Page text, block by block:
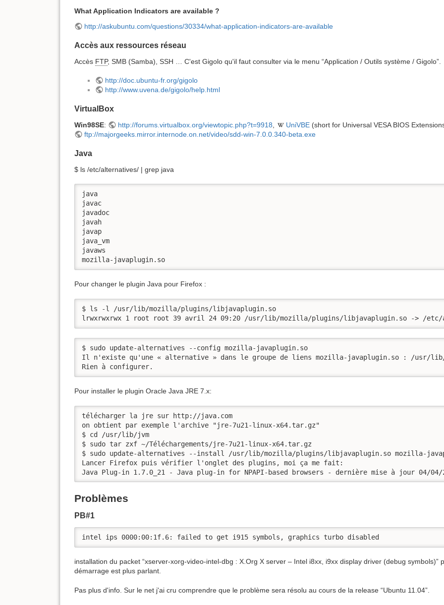
What Application Indicators are available ?
http://askubuntu.com/questions/30334/what-application-indicators-are-available
Accès aux ressources réseau
Accès FTP, SMB (Samba), SSH … C'est Gigolo qu'il faut consulter via le menu “Application / Outils système / Gigolo”.
http://doc.ubuntu-fr.org/gigolo
http://www.uvena.de/gigolo/help.html
VirtualBox
Win98SE: http://forums.virtualbox.org/viewtopic.php?t=9918 UniVBE (short for Universal VESA BIOS
ftp://majorgeeks.mirror.internode.on.net/video/sdd-win-7.0.0.340-beta.exe
Java
$ ls /etc/alternatives/ | grep java
java
javac
javadoc
javah
javap
java_vm
javaws
mozilla-javaplugin.so
Pour changer le plugin Java pour Firefox :
$ ls -l /usr/lib/mozilla/plugins/libjavaplugin.so
lrwxrwxrwx 1 root root 39 avril 24 09:20 /usr/lib/mozilla/plugins/libjavaplugin.so -> /etc/
$ sudo update-alternatives --config mozilla-javaplugin.so
Il n'existe qu'une « alternative » dans le groupe de liens mozilla-javaplugin.so : /usr/lib/
Rien à configurer.
Pour installer le plugin Oracle Java JRE 7.x:
télécharger la jre sur http://java.com
on obtient par exemple l'archive "jre-7u21-linux-x64.tar.gz"
$ cd /usr/lib/jvm
$ sudo tar zxf ~/Téléchargements/jre-7u21-linux-x64.tar.gz
$ sudo update-alternatives --install /usr/lib/mozilla/plugins/libjavaplugin.so mozilla-
Lancer Firefox puis vérifier l'onglet des plugins, moi ça me fait:
Java Plug-in 1.7.0_21 - Java plug-in for NPAPI-based browsers - dernière mise à jour 04/04/
Problèmes
PB#1
intel ips 0000:00:1f.6: failed to get i915 symbols, graphics turbo disabled
installation du packet “xserver-xorg-video-intel-dbg : X.Org X server – Intel i8xx, i9xx display driver (debug symbols)”
démarrage est plus parlant.
Pas plus d'info. Sur le net j'ai cru comprendre que le problème sera résolu au cours de la release “Ubuntu 11.04”.